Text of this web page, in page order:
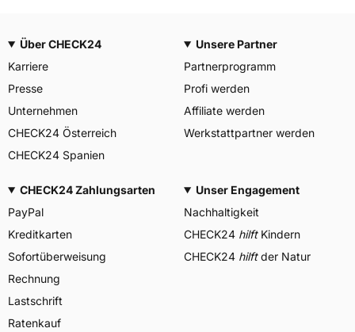
Über CHECK24
Karriere
Presse
Unternehmen
CHECK24 Österreich
CHECK24 Spanien
Unsere Partner
Partnerprogramm
Profi werden
Affiliate werden
Werkstattpartner werden
CHECK24 Zahlungsarten
PayPal
Kreditkarten
Sofortüberweisung
Rechnung
Lastschrift
Ratenkauf
Unser Engagement
Nachhaltigkeit
CHECK24 hilftKindern
CHECK24 hilftder Natur